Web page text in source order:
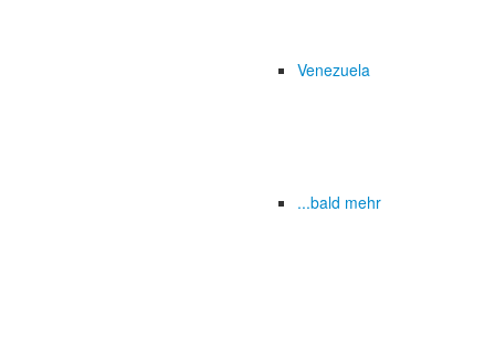
Venezuela
...bald mehr